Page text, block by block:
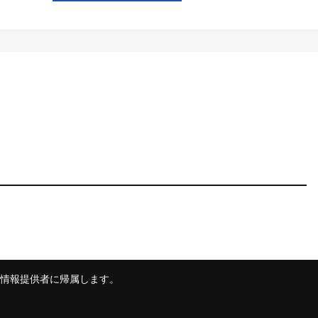
報提供者に帰属します。